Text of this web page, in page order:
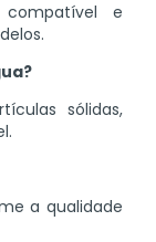
e
sólidas,
a qualidade